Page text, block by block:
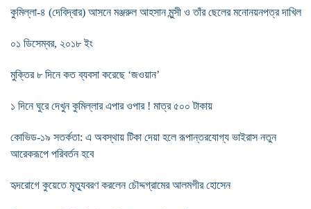
কুমিল্লা-৪ (দেবিদ্বার) আসনে মঞ্জরুল আহসান মুন্সী ও তাঁর ছেলের মনোনয়নপত্র দাখিল
০১ ডিসেম্বর, ২০১৮ ইং
মুক্তির ৮ দিনে কত ব্যবসা করেছে ‘জওয়ান’
১ দিনে ঘুরে দেখুন কুমিল্লার এপার ওপার ! মাত্র ৫০০ টাকায়
কোভিড-১৯ সতর্কতা: এ অবস্থায় টিকা দেয়া হলে রূপান্তরযোগ্য ভাইরাস নতুন
আরেকরূপে পরিবর্তন হবে
হৃদরোগে কুয়েতে মৃত্যুবরণ করলেন চৌদ্দগ্রামের আলমগীর হোসেন